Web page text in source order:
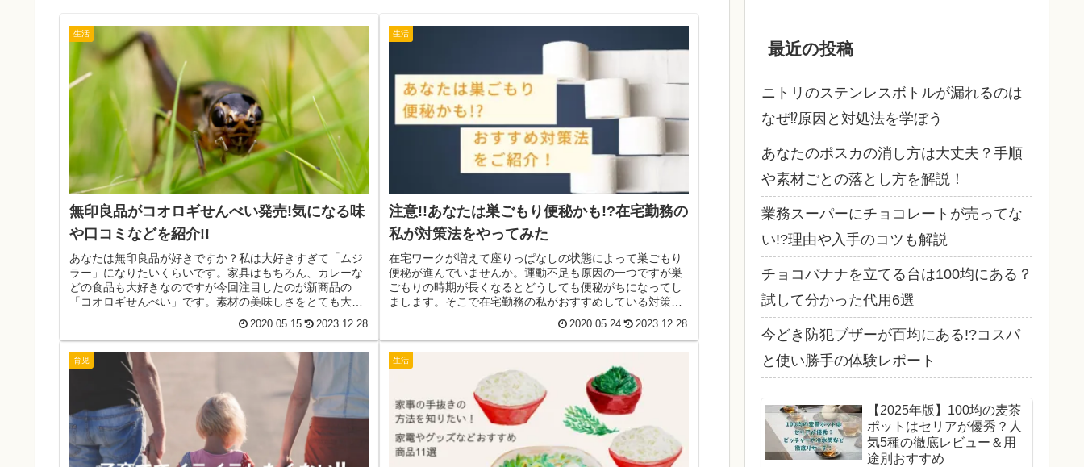
生活
無印良品がコオロギせんべい発売!気になる味
や口コミなどを紹介!!
あなたは無印良品が好きですか？私は大好きすぎて「ムジ
ラー」になりたいくらいです。家具はもちろん、カレーな
どの食品も大好きなのですが今回注目したのが新商品の
「コオロギせんべい」です。素材の美味しさをとても大切
にする無印良品から昆虫のお菓子!?...
2020.05.15 2023.12.28
生活
注意!!あなたは巣ごもり便秘かも!?在宅勤務の
私が対策法をやってみた
在宅ワークが増えて座りっぱなしの状態によって巣ごもり
便秘が進んでいませんか。運動不足も原因の一つですが巣
ごもりの時期が長くなるとどうしても便秘がちになってし
まします。そこで在宅勤務の私がおすすめしている対策法
2020.05.24 2023.12.28
育児 生活
最近の投稿
ニトリのステンレスボトルが漏れるのは
なぜ⁉原因と対処法を学ぼう
あなたのポスカの消し方は大丈夫？手順
や素材ごとの落とし方を解説！
業務スーパーにチョコレートが売ってな
い!?理由や入手のコツも解説
チョコバナナを立てる台は100均にある？
試して分かった代用6選
今どき防犯ブザーが百均にある!?コスパ
と使い勝手の体験レポート
【2025年版】100均の麦茶
ポットはセリアが優秀？人
気5種の徹底レビュー＆用
途別おすすめ